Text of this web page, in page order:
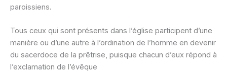
paroissiens.
Tous ceux qui sont présents dans l’église participent d’une
manière ou d’une autre à l’ordination de l’homme en devenir
du sacerdoce de la prêtrise, puisque chacun d’eux répond à
l’exclamation de l’évêque